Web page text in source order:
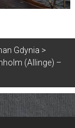
Gdynia >
(Allinge) –